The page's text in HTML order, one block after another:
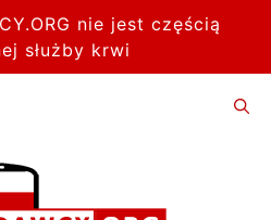
nie jest częścią
służby krwi